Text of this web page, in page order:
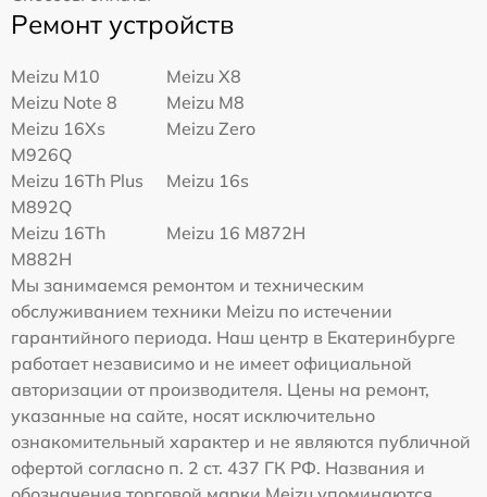
Ремонт устройств
Meizu M10
Meizu X8
Meizu Note 8
Meizu M8
Meizu 16Xs
M926Q
Meizu Zero
Meizu 16Th Plus
M892Q
Meizu 16s
Meizu 16Th
M882H
Meizu 16 M872H
Мы занимаемся ремонтом и техническим
обслуживанием техники Meizu по истечении
гарантийного периода. Наш центр в Екатеринбурге
работает независимо и не имеет официальной
авторизации от производителя. Цены на ремонт,
указанные на сайте, носят исключительно
ознакомительный характер и не являются публичной
офертой согласно п. 2 ст. 437 ГК РФ. Названия и